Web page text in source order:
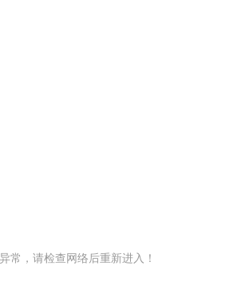
常，请检查网络后重新进入！